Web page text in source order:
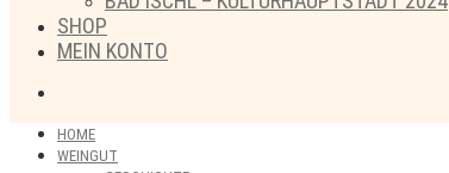
SHOP
MEIN KONTO
HOME
WEINGUT